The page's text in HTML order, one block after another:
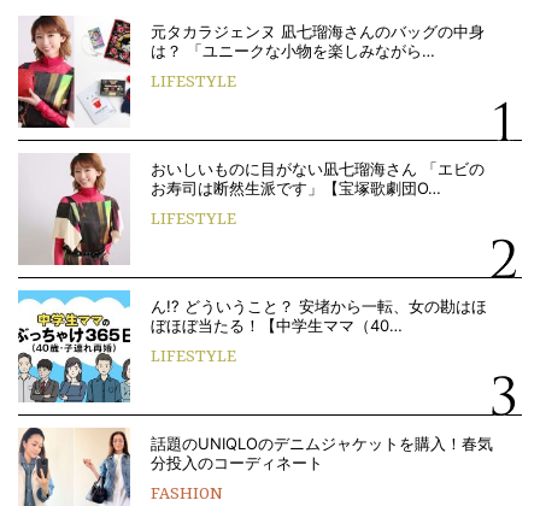
元タカラジェンヌ 凪七瑠海さんのバッグの中身
は？ 「ユニークな小物を楽しみながら…
LIFESTYLE
おいしいものに目がない凪七瑠海さん 「エビの
お寿司は断然生派です」【宝塚歌劇団O…
LIFESTYLE
ん!? どういうこと？ 安堵から一転、女の勘はほ
ぼほぼ当たる！【中学生ママ（40…
LIFESTYLE
話題のUNIQLOのデニムジャケットを購入！春気
分投入のコーディネート
FASHION